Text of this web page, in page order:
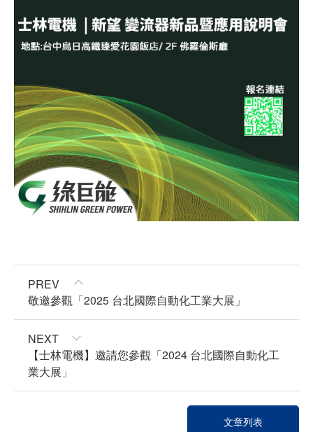
PREV
敬邀參觀「2025 台北國際自動化工業大展」
NEXT
【士林電機】邀請您參觀「2024 台北國際自動化工
業大展」
文章列表